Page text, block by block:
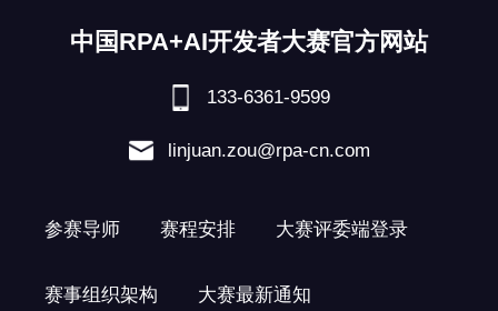
中国RPA+AI开发者大赛官方网站
133-6361-9599
linjuan.zou@rpa-cn.com
参赛导师 赛程安排 大赛评委端登录
赛事组织架构 大赛最新通知